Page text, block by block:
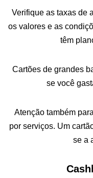
Verifique as taxas de
os valores e as
têm
Cartões de grandes
se você
Atenção também
por serviços. Um
se a